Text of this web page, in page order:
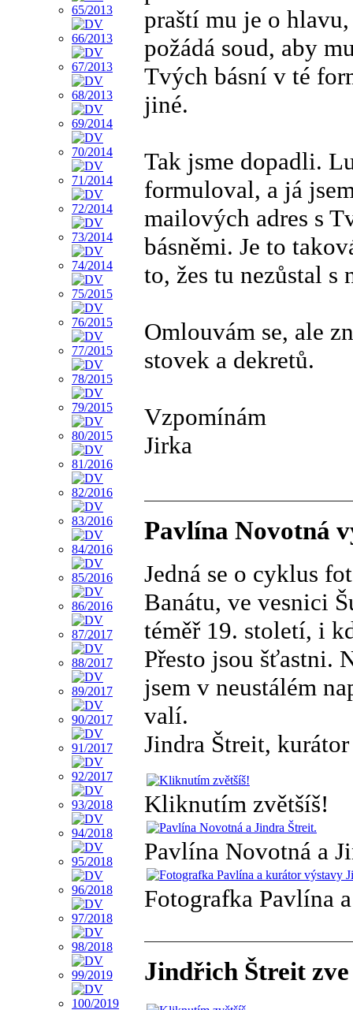
praští mu je o
požádá soud, aby
Tvých básní v té
jiné.
Tak jsme dopadli.
formuloval, a já
mailových adres s
básněmi. Je to
to, žes tu nezůstal s
Omlouvám se, ale
stovek a dekretů.
Vzpomínám
Jirka
Pavlína Novotná
Jedná se o cyklus
Banátu, ve vesnici
téměř 19. století, i
Přesto jsou šťastni.
jsem v neustálém
valí.
Jindra Štreit, kurátor
Kliknutím zvětšíš!
Pavlína Novotná a
Fotografka Pavlína
Jindřich Štreit